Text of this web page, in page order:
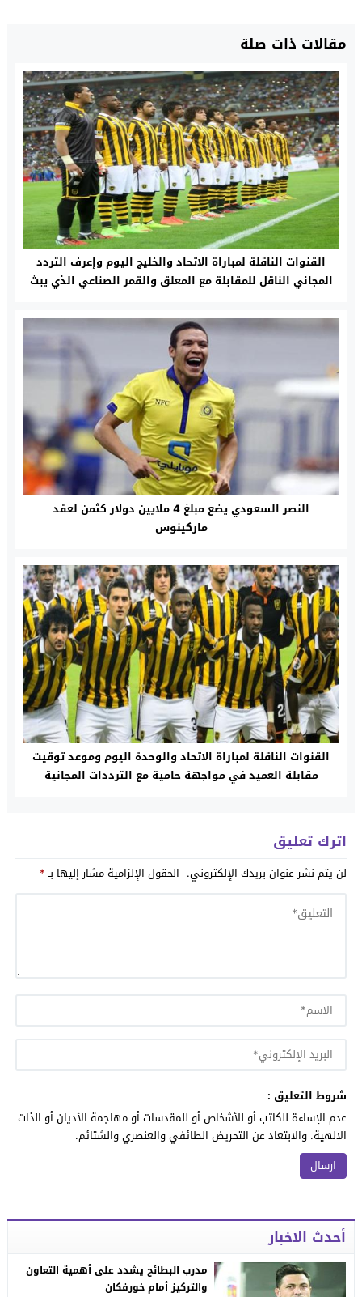
مقالات ذات صلة
القنوات الناقلة لمباراة الاتحاد والخليج اليوم وإعرف التردد
المجاني الناقل للمقابلة مع المعلق والقمر الصناعي الذي يبث
النصر السعودي يضع مبلغ 4 ملايين دولار كثمن لعقد
ماركينوس
القنوات الناقلة لمباراة الاتحاد والوحدة اليوم وموعد توقيت
مقابلة العميد في مواجهة حامية مع الترددات المجانية
اترك تعليق
لن يتم نشر عنوان بريدك الإلكتروني. الحقول الإلزامية مشار إليها بـ*
شروط التعليق :
عدم الإساءة للكاتب أو للأشخاص أو للمقدسات أو مهاجمة الأديان أو الذات
الالهية. والابتعاد عن التحريض الطائفي والعنصري والشتائم.
أحدث الاخبار
مدرب البطائح يشدد على أهمية التعاون
والتركيز أمام خورفكان